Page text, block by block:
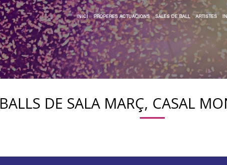
INICI PROPERES ACTUACIONS SALES DE BALL ARTISTES
BALLS DE SALA MARÇ, CASAL